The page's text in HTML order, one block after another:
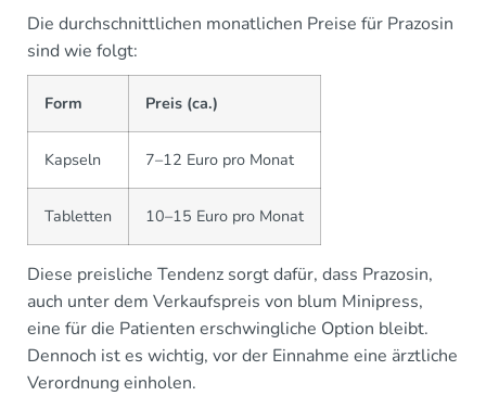
Die durchschnittlichen monatlichen Preise für Prazosin
sind wie folgt:
Form Preis (ca.)
Kapseln 7–12 Euro pro Monat
Tabletten 10–15 Euro pro Monat
Diese preisliche Tendenz sorgt dafür, dass Prazosin,
auch unter dem Verkaufspreis von blum Minipress,
eine für die Patienten erschwingliche Option bleibt.
Dennoch ist es wichtig, vor der Einnahme eine ärztliche
Verordnung einholen.